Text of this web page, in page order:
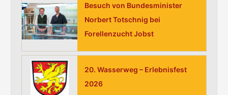
:
Besuch von Bundesminister
Norbert Totschnig bei
Forellenzucht Jobst
20. Wasserweg – Erlebnisfest
2026